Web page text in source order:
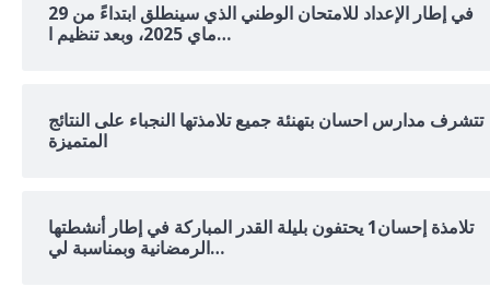
في إطار الإعداد للامتحان الوطني الذي سينطلق ابتداءً من 29
ماي 2025، وبعد تنظيم ا…
تتشرف مدارس احسان بتهنئة جميع تلامذتها النجباء على النتائج
المتميزة
تلامذة إحسان1 يحتفون بليلة القدر المباركة في إطار أنشطتها
الرمضانية وبمناسبة لي…